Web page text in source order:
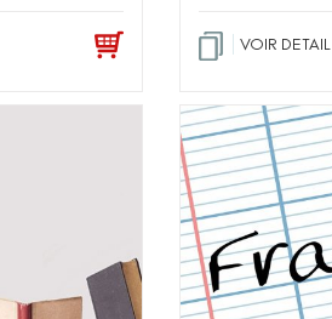
VOIR DETAIL